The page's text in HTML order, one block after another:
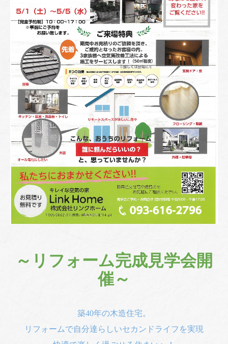
～リフォーム完成見学会開
催～
築40年の木造住宅。
リフォームで自分達らしいセカンドライフを実現